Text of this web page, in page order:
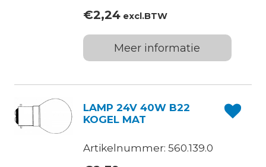
€2,24excl.BTW
Meer informatie
LAMP 24V 40W B22
KOGEL MAT
Artikelnummer: 560.139.0